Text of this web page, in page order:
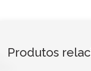
Produtos